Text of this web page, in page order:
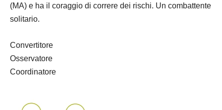
(MA) e ha il coraggio di correre dei rischi. Un combattente
solitario.
Convertitore
Osservatore
Coordinatore